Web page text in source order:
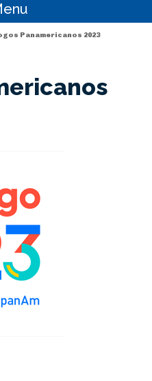
Panamericanos 2023